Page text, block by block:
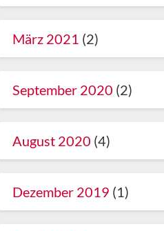
März 2021 (2)
September 2020 (2)
August 2020 (4)
Dezember 2019 (1)